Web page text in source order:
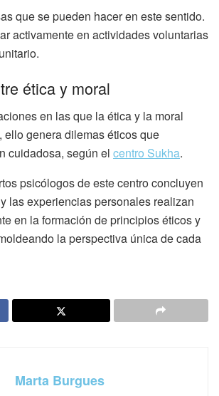
que se pueden hacer en este sentido.
activamente en actividades voluntarias
ética y moral
en las que la ética y la moral
ello genera dilemas éticos que
cuidadosa, según el centro Sukha.
psicólogos de este centro concluyen
las experiencias personales realizan
en la formación de principios éticos y
la perspectiva única de cada
Marta Burgues